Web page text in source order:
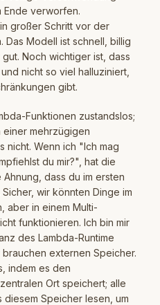
Ende verworfen.
großer Schritt vor der
Das Modell ist schnell, billig
Noch wichtiger ist, dass
nicht so viel halluziniert,
gibt.
Funktionen zustandslos;
mehrzügigen
nicht. Wenn ich "Ich mag
du mir?", hat die
dass du im ersten
wir könnten Dinge im
aber in einem Multi-
funktionieren. Ich bin mir
des Lambda-Runtime
externen Speicher.
indem es den
Ort speichert; alle
Speicher lesen, um